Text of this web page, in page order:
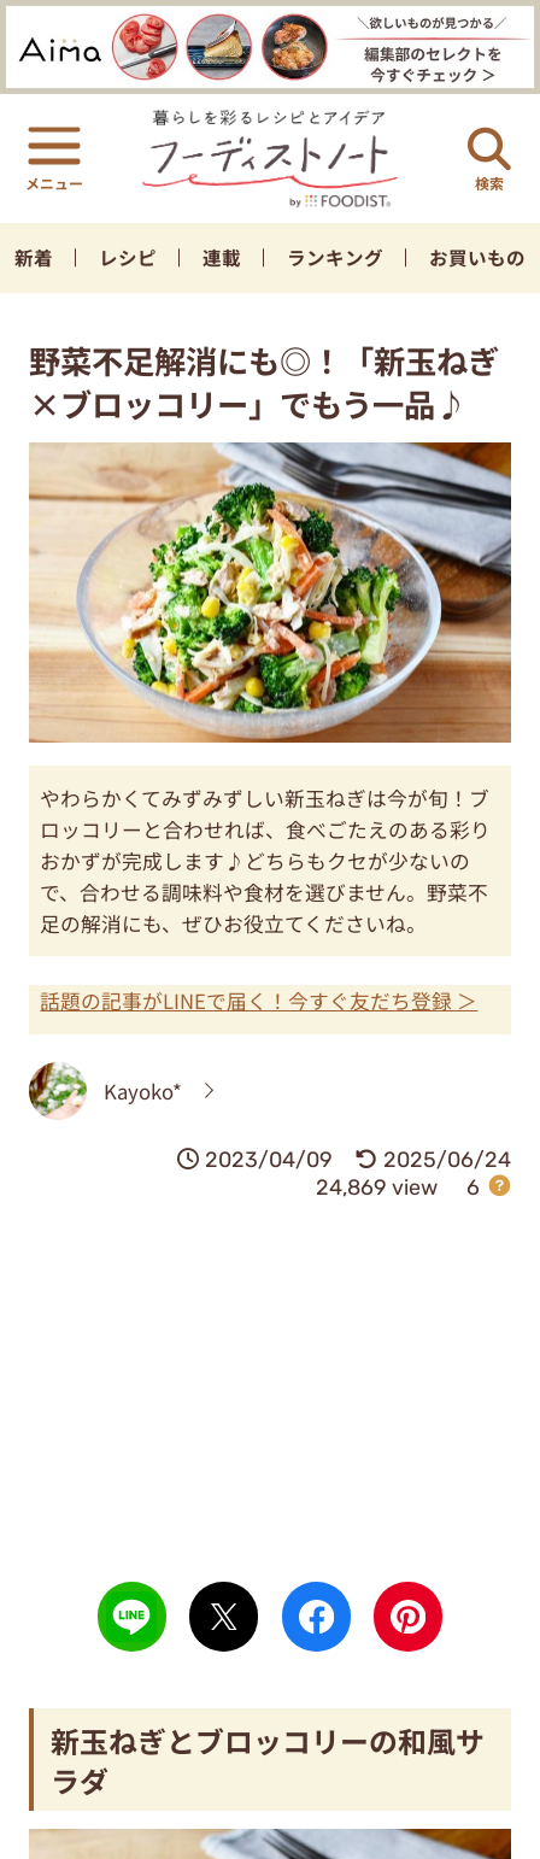
検索
新着 レシピ 連載 ランキング お買いもの
野菜不足解消にも◎！「新玉ねぎ
×ブロッコリー」でもう一品♪
やわらかくてみずみずしい新玉ねぎは今が旬！ブ
ロッコリーと合わせれば、食べごたえのある彩り
おかずが完成します♪どちらもクセが少ないの
で、合わせる調味料や食材を選びません。野菜不
足の解消にも、ぜひお役立てくださいね。
話題の記事がLINEで届く！今すぐ友だち登録 ＞
Kayoko*
2023/04/09
2025/06/24
24,869 view
6
新玉ねぎとブロッコリーの和風サ
ラダ